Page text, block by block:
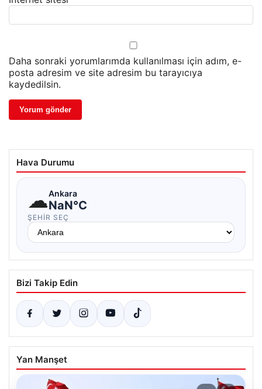
Daha sonraki yorumlarımda kullanılması için adım, e-
posta adresim ve site adresim bu tarayıcıya
kaydedilsin.
Hava Durumu
☁Ankara
NaN°C
ŞEHIR SEÇ
Bizi Takip Edin
Yan Manşet